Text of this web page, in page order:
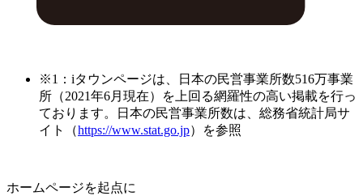
※1：iタウンページは、日本の民営事業所数516万事業
所（2021年6月現在）を上回る網羅性の高い掲載を行っ
ております。日本の民営事業所数は、総務省統計局サ
イト（https://www.stat.go.jp）を参照
ホームページを起点に